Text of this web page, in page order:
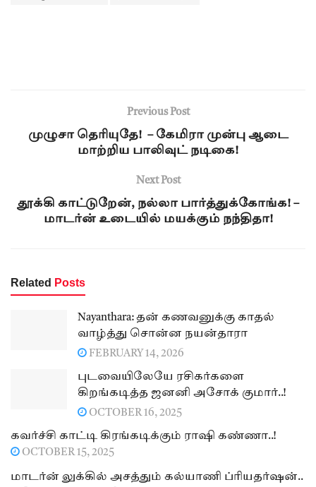
Previous Post
முழுசா தெரியுதே! – கேமிரா முன்பு ஆடை
மாற்றிய பாலிவுட் நடிகை!
Next Post
தூக்கி காட்டுறேன், நல்லா பார்த்துக்கோங்க! –
மாடர்ன் உடையில் மயக்கும் நந்திதா!
Related Posts
Nayanthara: தன் கணவனுக்கு காதல்
வாழ்த்து சொன்ன நயன்தாரா
FEBRUARY 14, 2026
புடவையிலேயே ரசிகர்களை
கிறங்கடித்த ஜனனி அசோக் குமார்..!
OCTOBER 16, 2025
கவர்ச்சி காட்டி கிரங்கடிக்கும் ராஷி கண்ணா..!
OCTOBER 15, 2025
மாடர்ன் லுக்கில் அசத்தும் கல்யாணி ப்ரியதர்ஷன்..